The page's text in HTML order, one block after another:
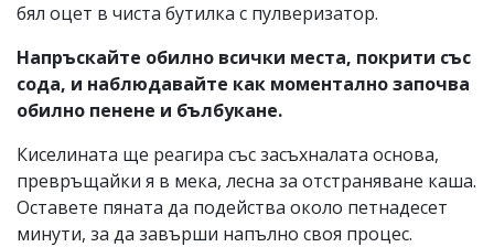
бял оцет в чиста бутилка с пулверизатор.
Напръскайте обилно всички места, покрити със
сода, и наблюдавайте как моментално започва
обилно пенене и бълбукане.
Киселината ще реагира със засъхналата основа,
превръщайки я в мека, лесна за отстраняване каша.
Оставете пяната да подейства около петнадесет
минути, за да завърши напълно своя процес.